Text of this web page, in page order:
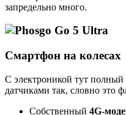
запредельно много.
Смартфон на колесах
С электроникой тут
датчиками так, словно это
Собственный 4G-